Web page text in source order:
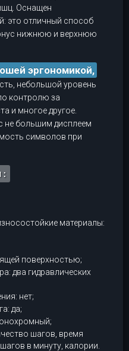
Оснащен
это отличный способ
нижнюю и верхнюю
эргономикой,
небольшой уровень
контролю за
и многое другое.
не большим дисплеем
символов при
материалы:
поверхностью;
два гидравлических
нет;
да;
шагов, время
в минуту, калории.